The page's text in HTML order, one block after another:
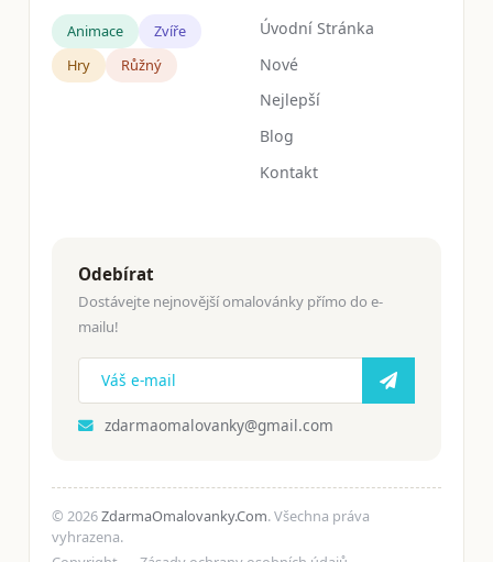
Animace
Zvíře
Hry
Růžný
Úvodní Stránka
Nové
Nejlepší
Blog
Kontakt
Odebírat
Dostávejte nejnovější omalovánky přímo do e-
mailu!
zdarmaomalovanky@gmail.com
© 2026ZdarmaOmalovanky.Com. Všechna práva
vyhrazena.